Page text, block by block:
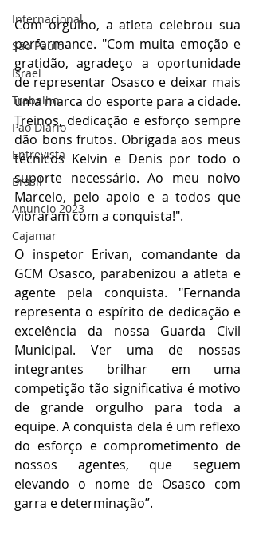
Internacional
São Paulo
Israel
Trabalho
Pão Diário
Entrevista
Brasil
Anuncio 2023
Cajamar
Com orgulho, a atleta celebrou sua
performance. "Com muita emoção e
gratidão, agradeço a oportunidade
de representar Osasco e deixar mais
uma marca do esporte para a cidade.
Treinos, dedicação e esforço sempre
dão bons frutos. Obrigada aos meus
técnicos Kelvin e Denis por todo o
suporte necessário. Ao meu noivo
Marcelo, pelo apoio e a todos que
vibraram com a conquista!".
O inspetor Erivan, comandante da
GCM Osasco, parabenizou a atleta e
agente pela conquista. "Fernanda
representa o espírito de dedicação e
excelência da nossa Guarda Civil
Municipal. Ver uma de nossas
integrantes brilhar em uma
competição tão significativa é motivo
de grande orgulho para toda a
equipe. A conquista dela é um reflexo
do esforço e comprometimento de
nossos agentes, que seguem
elevando o nome de Osasco com
garra e determinação”.